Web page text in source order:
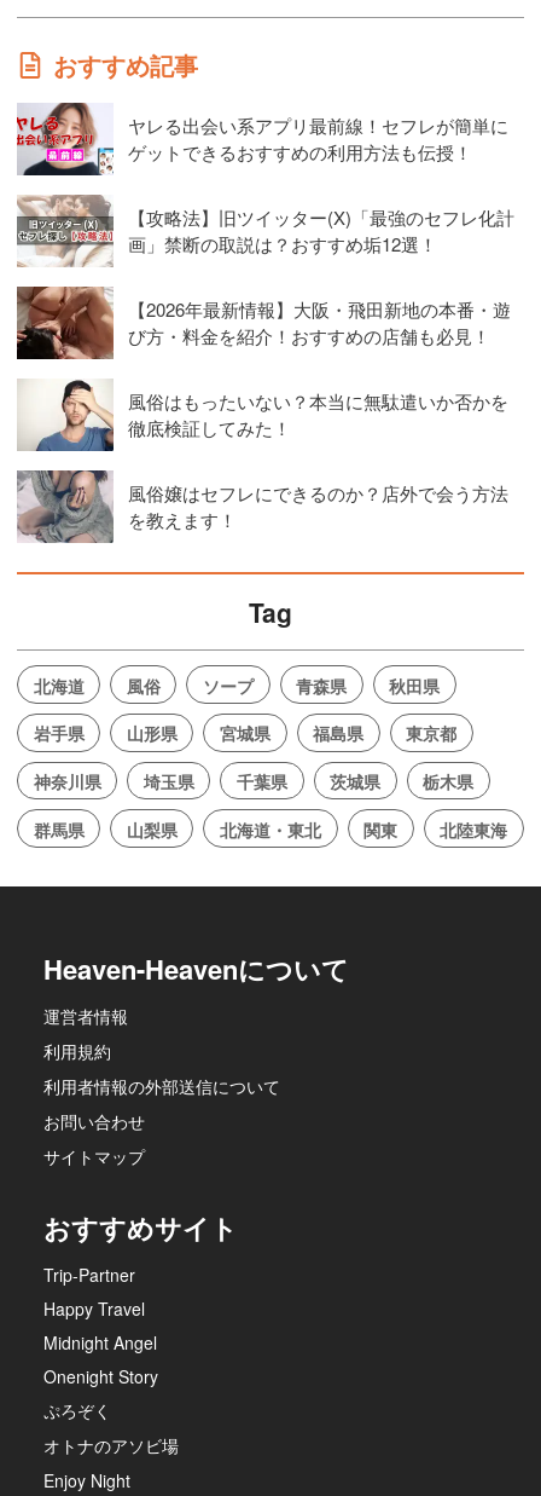
おすすめ記事
ヤレる出会い系アプリ最前線！セフレが簡単に
ゲットできるおすすめの利用方法も伝授！
【攻略法】旧ツイッター(X)「最強のセフレ化計
画」禁断の取説は？おすすめ垢12選！
【2026年最新情報】大阪・飛田新地の本番・遊
び方・料金を紹介！おすすめの店舗も必見！
風俗はもったいない？本当に無駄遣いか否かを
徹底検証してみた！
風俗嬢はセフレにできるのか？店外で会う方法
を教えます！
Tag
北海道 風俗 ソープ 青森県
秋田県
岩手県
山形県 宮城県 福島県
東京都
神奈川県
埼玉県 千葉県 茨城県
栃木県
群馬県
山梨県 北海道・東北 関東 北陸東海
Heaven-Heavenについて
運営者情報
利用規約
利用者情報の外部送信について
お問い合わせ
サイトマップ
おすすめサイト
Trip-Partner
Happy Travel
Midnight Angel
Onenight Story
ぷろぞく
オトナのアソビ場
Enjoy Night